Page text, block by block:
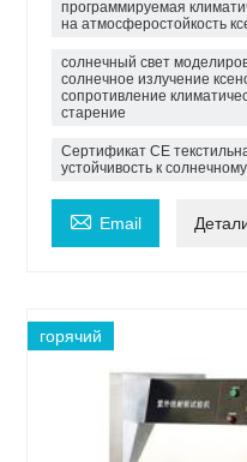
программируемая
на атмосферостойкость
солнечный свет
солнечное излучение
сопротивление
старение
Сертификат CE
устойчивость к
 Email
горячий